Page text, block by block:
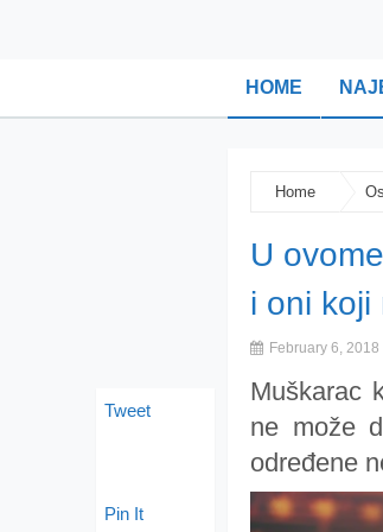
HOME
Home
U
i oni koji
February 6, 2018
Muškarac
ne može
određene
Tweet
Pin It